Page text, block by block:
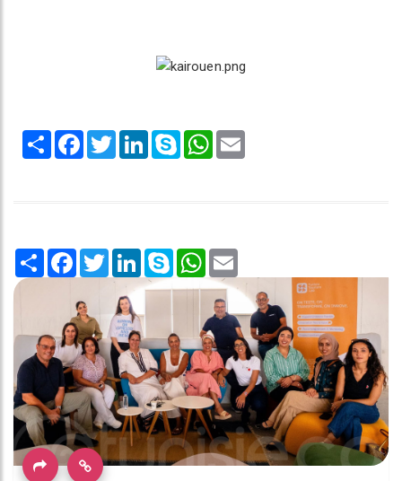
Share Facebook
TwitterLinkedInSkype WhatsApp
Share Facebook
TwitterLinkedInSkype WhatsApp